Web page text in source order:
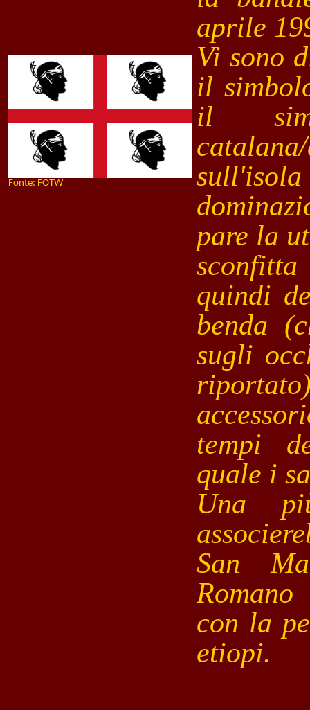
Fonte: FOTW
aprile
Vi sono
il
il
pare la
quindi
benda
sugli
tempi
quale i
Una
San
Romano
con la
etiopi.